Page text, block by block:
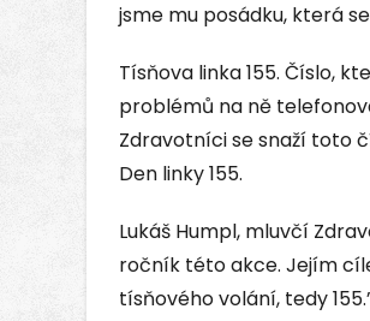
jsme mu posádku, která
Tísňova linka 155. Číslo,
problémů na ně
Zdravotníci se snaží toto
Den linky 155.
Lukáš Humpl, mluvčí
ročník této akce. Jejím
tísňového volání, tedy